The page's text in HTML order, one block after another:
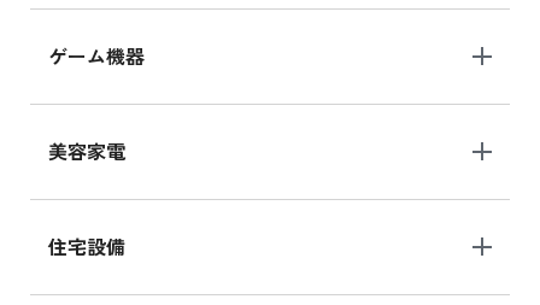
ゲーム機器
美容家電
住宅設備